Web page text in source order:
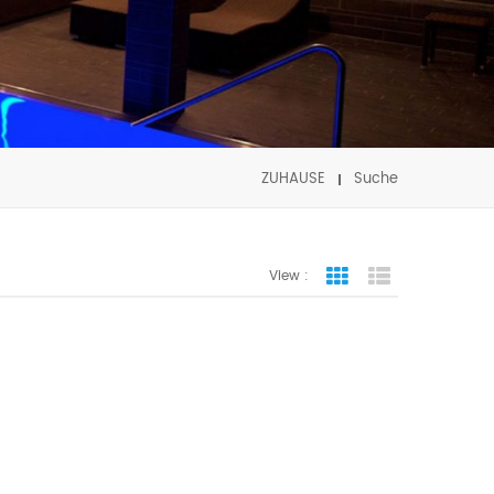
ZUHAUSE Suche
View : Grid View